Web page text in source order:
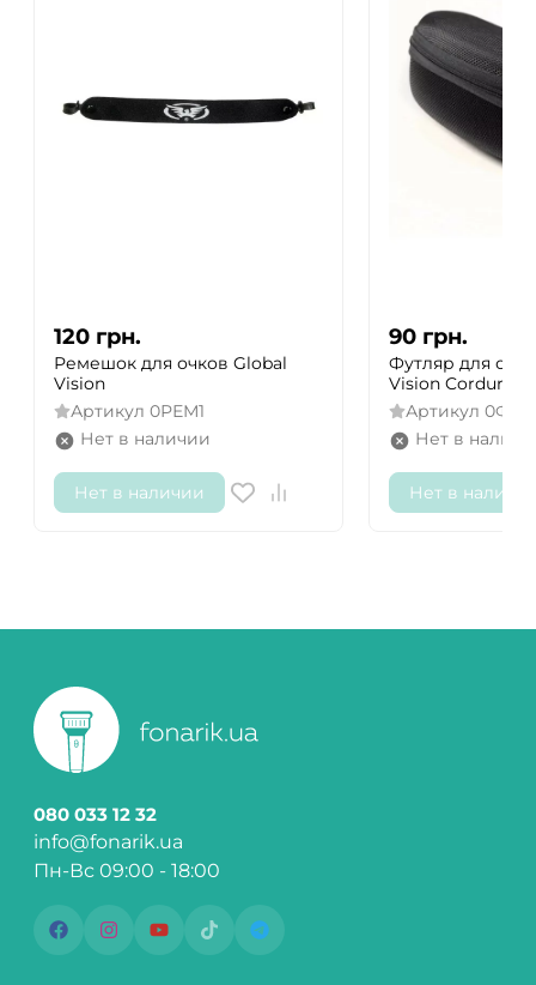
120 грн.
Ремешок для очков Global
Vision
Артикул 0РЕМ1
Нет в наличии
Нет в наличии
90 грн.
Футляр для
Vision Cordura
Артикул
Нет в
Нет в
080 033 12 32
info@fonarik.ua
Пн-Вс 09:00 - 18:00